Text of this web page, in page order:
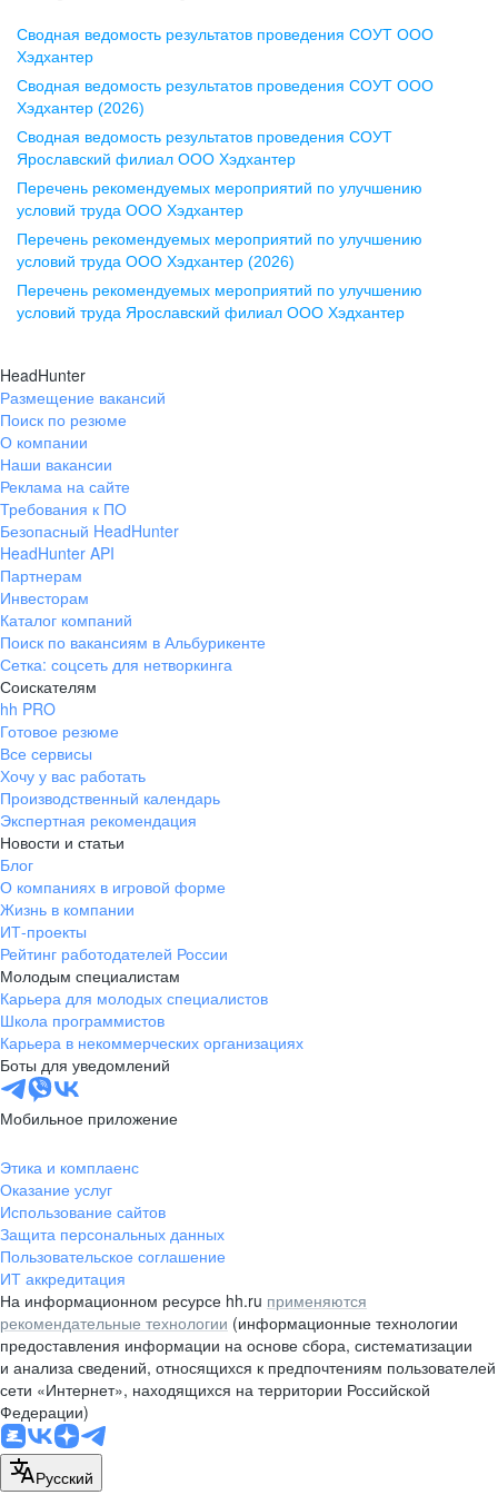
Воронеж
ул. Комиссаржевской, д. 10,
офис 1212
+7 473 280-05-05
pr@vrn.hh.ru
ул. Спартаковская, д. 2А, этаж 3,
помещение 15
+7 843 212-12-50
Екатеринбург
ул. Боевых Дружин, стр. 20,
+7 343 226-79-99
pr@ural.hh.ru
ул. Янковского, д. 169, 7 этаж,
706 каб.
+7 861 205-55-57
pr@krd.hh.ru
Владивосток
пер. Ланинский д. 4, офис 3.4
+7 423 202-33-28
pr@dv.hh.ru
Новосибирск
ул. Большевистская, д. 35,
помещение 21
+7 383 207-94-64
pr@nsk.hh.ru
Минск
пр-т Дзержинского, д. 57,
10 этаж, помещение 45-1
pr@rabota.by
Алматы
пр. Абая, д. 151, БЦ Алатау,
12 этаж, офис 1209
+7 727 232-13-13
pr@headhunter.com.kz
Сводная ведомость результатов проведения СОУТ ООО
Хэдхантер
Сводная ведомость результатов проведения СОУТ ООО
Хэдхантер (2026)
Сводная ведомость результатов проведения СОУТ
Ярославский филиал ООО Хэдхантер
Перечень рекомендуемых мероприятий по улучшению
условий труда ООО Хэдхантер
Перечень рекомендуемых мероприятий по улучшению
условий труда ООО Хэдхантер (2026)
Перечень рекомендуемых мероприятий по улучшению
условий труда Ярославский филиал ООО Хэдхантер
HeadHunter
Размещение вакансий
Поиск по резюме
О компании
Наши вакансии
Реклама на сайте
Требования к ПО
Безопасный HeadHunter
HeadHunter API
Партнерам
Инвесторам
Каталог компаний
Поиск по вакансиям в Альбурикенте
Сетка: соцсеть для нетворкинга
Соискателям
hh PRO
Готовое резюме
Все сервисы
Хочу у вас работать
Производственный календарь
Экспертная рекомендация
Новости и статьи
Блог
О компаниях в игровой форме
Жизнь в компании
ИТ-проекты
Рейтинг работодателей России
Молодым специалистам
Карьера для молодых специалистов
Школа программистов
Карьера в некоммерческих организациях
Боты для уведомлений
Мобильное приложение
Этика и комплаенс
Оказание услуг
Использование сайтов
Защита персональных данных
Пользовательское соглашение
ИТ аккредитация
На информационном ресурсе hh.ru применяются
рекомендательные технологии (информационные технологии
предоставления информации на основе сбора, систематизации
и анализа сведений, относящихся к предпочтениям пользователей
сети «Интернет», находящихся на территории Российской
Федерации)
Русский